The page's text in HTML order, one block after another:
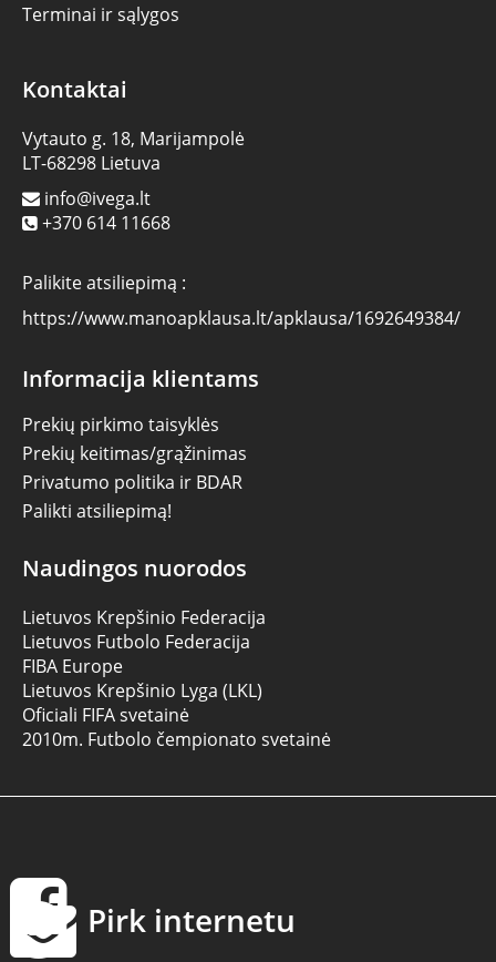
Terminai ir sąlygos
Kontaktai
Vytauto g. 18, Marijampolė
LT-68298 Lietuva
info@ivega.lt
+370 614 11668
Palikite atsiliepimą :
https://www.manoapklausa.lt/apklausa/1692649384/
Informacija klientams
Prekių pirkimo taisyklės
Prekių keitimas/grąžinimas
Privatumo politika ir BDAR
Palikti atsiliepimą!
Naudingos nuorodos
Lietuvos Krepšinio Federacija
Lietuvos Futbolo Federacija
FIBA Europe
Lietuvos Krepšinio Lyga (LKL)
Oficiali FIFA svetainė
2010m. Futbolo čempionato svetainė
Pirk internetu